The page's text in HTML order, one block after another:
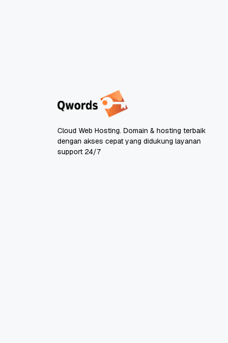
Cloud Web Hosting. Domain & hosting terbaik
dengan akses cepat yang didukung layanan
support 24/7